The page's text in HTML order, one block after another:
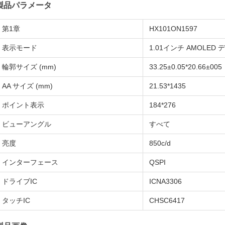
品パラメータ
第1章 HX101ON1597
表示モード 1.01インチ AMOLED
輪郭サイズ (mm) 33.25±0.05*20.66±005
AA サイズ (mm) 21.53*1435
ポイント表示 184*276
ビューアングル すべて
亮度 850c/d
インターフェース QSPI
ドライブIC ICNA3306
タッチIC CHSC6417